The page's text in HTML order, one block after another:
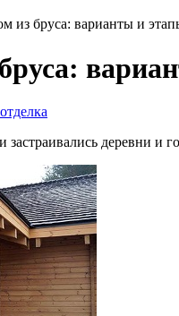
из бруса: варианты и
деревни и